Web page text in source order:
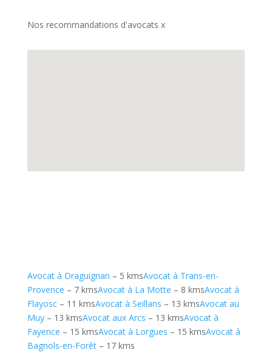
Nos recommandations d'avocats x
Avocat à Draguignan – 5 kmsAvocat à Trans-en-
Provence – 7 kmsAvocat à La Motte – 8 kmsAvocat à
Flayosc– 11 kmsAvocat à Seillans – 13 kmsAvocat au
Muy– 13 kmsAvocat aux Arcs – 13 kmsAvocat à
Fayence – 15 kmsAvocat à Lorgues – 15 kmsAvocat à
Bagnols-en-Forêt– 17 kms